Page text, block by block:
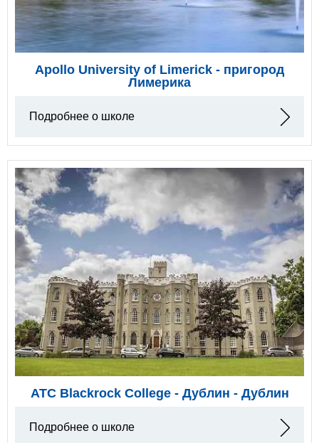
Apollo University of Limerick - пригород
Лимерика
Подробнее о школе
ATC Blackrock College - Дублин - Дублин
Подробнее о школе